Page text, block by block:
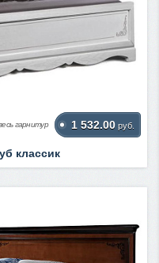
гарнитур 1 532.00 руб.
классик